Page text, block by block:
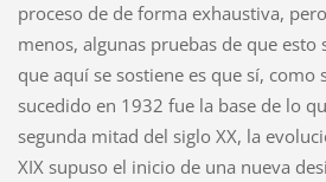
proceso de de forma exhaustiva,
menos, algunas pruebas de que esto
que aquí se sostiene es que sí, como
sucedido en 1932 fue la base de lo
segunda mitad del siglo XX, la
XIX supuso el inicio de una nueva